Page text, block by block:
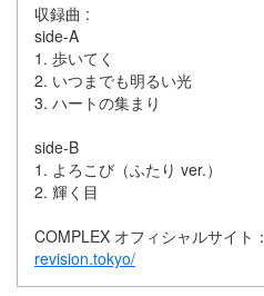
収録曲 :
side-A
1. 歩いてく
2. いつまでも明るい光
3. ハートの集まり
side-B
1. よろこび（ふたり ver.）
2. 輝く目
COMPLEX オフィシャルサイト：
revision.tokyo/